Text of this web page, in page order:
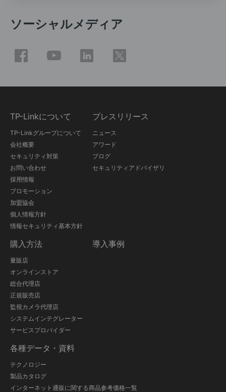
ソーシャルメディア
TP-Linkについて
TP-Linkグループについて
会社概要
セキュリティ対策
お問い合わせ
採用情報
プロモーション
加盟協会
個人情報方針
情報セキュリティ基本方針
プレスリリース
ニュース
アワード
ブログ
セキュリティアドバイザリ
購入方法
量販店
オンラインストア
総合代理店
正規販売店
監視カメラ代理店
システムインテグレーター
サービスプロバイダー
導入事例
各種データ・資料
テクノロジー
製品カタログ
インターネット通販に関する商品参考価格一覧